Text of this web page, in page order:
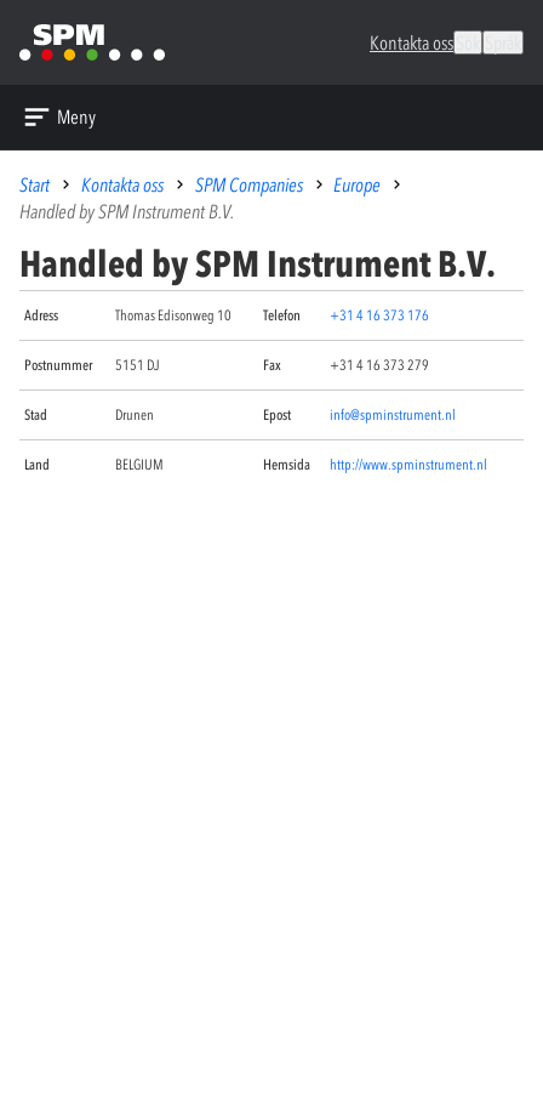
Kontakta oss
Meny
Start Kontakta oss SPM Companies
Europe
Handled by SPM Instrument B.V.
Handled by SPM Instrument B.V.
Adress Thomas Edisonweg 10 Telefon +31 4 16 373 176
Postnummer 5151 DJ Fax +31 4 16 373 279
Stad Drunen Epost info@spminstrument.nl
Land BELGIUM Hemsida http://www.spminstrument.nl